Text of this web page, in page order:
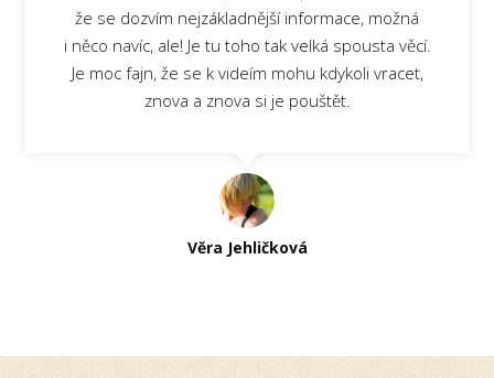
že se dozvím nejzákladnější informace, možná
i něco navíc, ale! Je tu toho tak velká spousta věcí.
Je moc fajn, že se k videím mohu kdykoli vracet,
znova a znova si je pouštět.
Věra Jehličková